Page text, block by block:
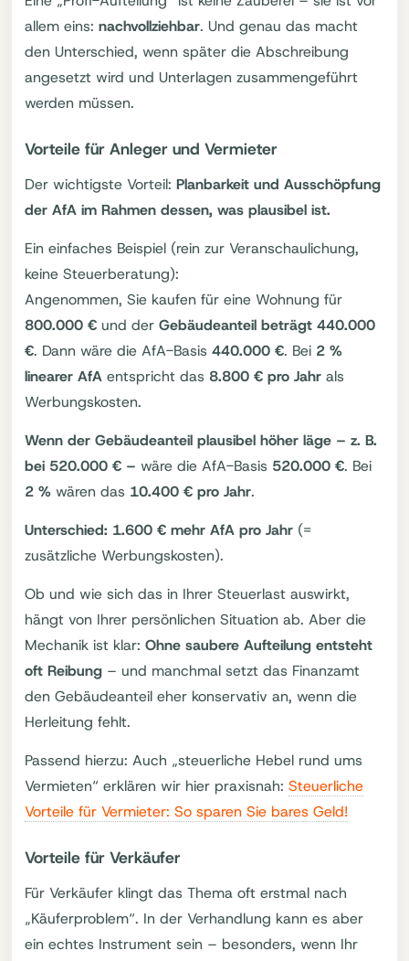
allem eins: nachvollziehbar. Und genau das macht
den Unterschied, wenn später die Abschreibung
angesetzt wird und Unterlagen zusammengeführt
werden müssen.
Vorteile für Anleger und Vermieter
Der wichtigste Vorteil: Planbarkeit und Ausschöpfung
der AfA im Rahmen dessen, was plausibel ist.
Ein einfaches Beispiel (rein zur Veranschaulichung,
keine Steuerberatung):
Angenommen, Sie kaufen für eine Wohnung für
800.000 € und der Gebäudeanteil beträgt 440.000
€. Dann wäre die AfA-Basis 440.000 €. Bei 2 %
linearer AfA entspricht das 8.800 € pro Jahr als
Werbungskosten.
Wenn der Gebäudeanteil plausibel höher läge – z. B.
bei 520.000 € – wäre die AfA-Basis 520.000 €. Bei
2 % wären das 10.400 € pro Jahr.
Unterschied: 1.600 € mehr AfA pro Jahr (=
zusätzliche Werbungskosten).
Ob und wie sich das in Ihrer Steuerlast auswirkt,
hängt von Ihrer persönlichen Situation ab. Aber die
Mechanik ist klar: Ohne saubere Aufteilung entsteht
oft Reibung – und manchmal setzt das Finanzamt
den Gebäudeanteil eher konservativ an, wenn die
Herleitung fehlt.
Passend hierzu: Auch „steuerliche Hebel rund ums
Vermieten“ erklären wir hier praxisnah: Steuerliche
Vorteile für Vermieter: So sparen Sie bares Geld!
Vorteile für Verkäufer
Für Verkäufer klingt das Thema oft erstmal nach
„Käuferproblem“. In der Verhandlung kann es aber
ein echtes Instrument sein – besonders, wenn Ihr